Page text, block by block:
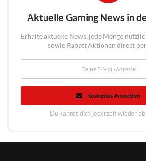
Aktuelle Gaming News in
Erhalte aktuelle News, jede Menge
sowie Rabatt Aktionen direkt
Kostenlos Anmelden
Du kannst dich jederzeit wieder